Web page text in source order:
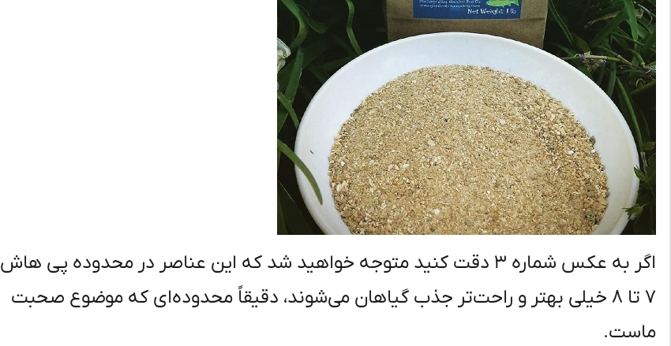
اگر به عکس شماره ۳ دقت کنید متوجه خواهید شد که این عناصر در محدوده پی هاش
۷ تا ۸ خیلی بهتر و راحت‌تر جذب گیاهان می‌شوند، دقیقاً محدوده‌ای که موضوع صحبت
ماست.